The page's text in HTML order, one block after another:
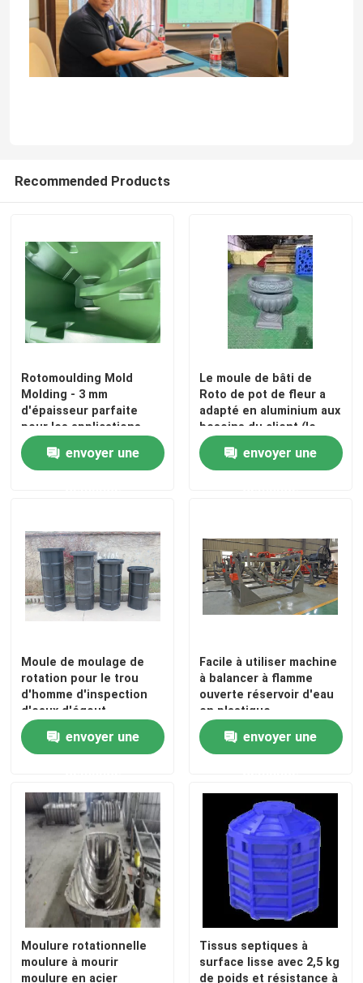
Produits
Vidéos
Au sujet de nous
Visite d'usine
Contactez-nous
Nouvelles
Demandez une citation
Moule de Rotomoulding
Recommended Products
Rotomoulding Mold
Molding - 3 mm
d'épaisseur parfaite
pour les applications
lourdes
envoyer une
Le moule de bâti de
Roto de pot de fleur a
adapté en aluminium aux
besoins du client (le
vert)
envoyer une
Moule de moulage de
rotation pour le trou
d'homme d'inspection
d'eaux d'égout
envoyer une
Facile à utiliser machine
à balancer à flamme
ouverte réservoir d'eau
en plastique
envoyer une
Moulure rotationnelle
moulure à mourir
moulure en acier
Tissus septiques à
surface lisse avec 2,5 kg
de poids et résistance à